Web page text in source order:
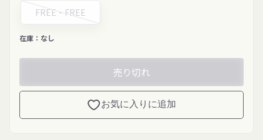
picker__image"
width="200"
loading="lazy">
FREE・ FREE
在庫： なし
売り切れ
お気に入りに追加